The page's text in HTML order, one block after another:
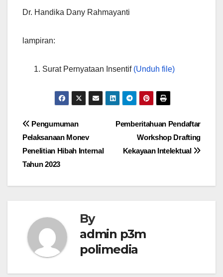
Dr. Handika Dany Rahmayanti
lampiran:
Surat Pernyataan Insentif (Unduh file)
Post
navigation
Pemberitahuan Pendaftar
Workshop Drafting
Kekayaan Intelektual
Pengumuman
Pelaksanaan Monev
Penelitian Hibah Internal
Tahun 2023
By
admin p3m
polimedia